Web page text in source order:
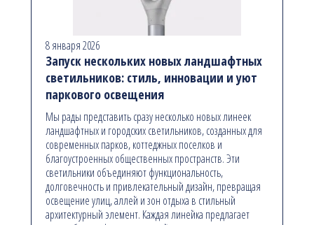
8 января 2026
Запуск нескольких новых ландшафтных
светильников: стиль, инновации и уют
паркового освещения
Мы рады представить сразу несколько новых линеек
ландшафтных и городских светильников, созданных для
современных парков, коттеджных поселков и
благоустроенных общественных пространств. Эти
светильники объединяют функциональность,
долговечность и привлекательный дизайн, превращая
освещение улиц, аллей и зон отдыха в стильный
архитектурный элемент. Каждая линейка предлагает